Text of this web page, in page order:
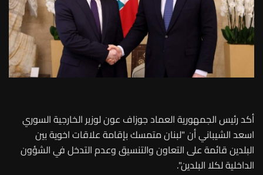
أكد رئيس الجمهورية العماد جوزاف عون لوزير الخارجية السوري
اسعد الشيباني أن "لبنان متمسك بإقامة علاقات اخوية بين
البلدين قائمة على التعاون والتنسيق وعدم التدخل في الشؤون
الداخلية لكلا البلدين".